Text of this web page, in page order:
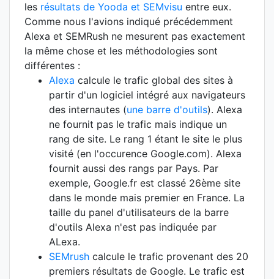
les résultats de Yooda et SEMvisu entre eux.
Comme nous l'avions indiqué précédemment
Alexa et SEMRush ne mesurent pas exactement
la même chose et les méthodologies sont
différentes :
Alexa calcule le trafic global des sites à
partir d'un logiciel intégré aux navigateurs
des internautes (une barre d'outils). Alexa
ne fournit pas le trafic mais indique un
rang de site. Le rang 1 étant le site le plus
visité (en l'occurence Google.com). Alexa
fournit aussi des rangs par Pays. Par
exemple, Google.fr est classé 26ème site
dans le monde mais premier en France. La
taille du panel d'utilisateurs de la barre
d'outils Alexa n'est pas indiquée par
ALexa.
SEMrush calcule le trafic provenant des 20
premiers résultats de Google. Le trafic est